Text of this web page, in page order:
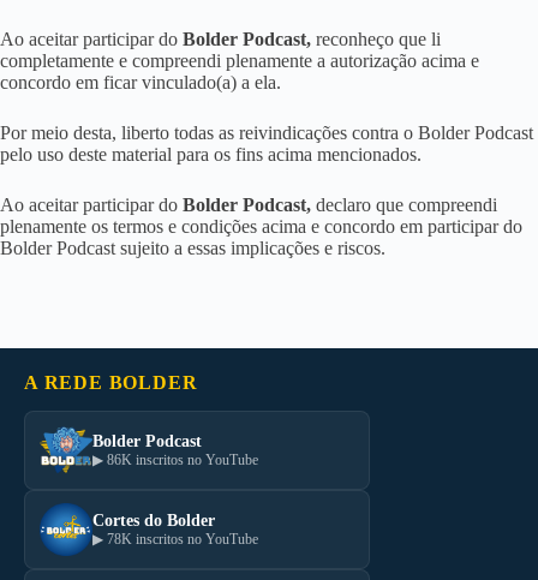
Ao aceitar participar do Bolder Podcast, reconheço que li
completamente e compreendi plenamente a autorização acima e
concordo em ficar vinculado(a) a ela.
Por meio desta, liberto todas as reivindicações contra o Bolder Podcast
pelo uso deste material para os fins acima mencionados.
Ao aceitar participar do Bolder Podcast, declaro que compreendi
plenamente os termos e condições acima e concordo em participar do
Bolder Podcast sujeito a essas implicações e riscos.
A REDE BOLDER
Bolder Podcast
▶ 86K inscritos no YouTube
Cortes do Bolder
▶ 78K inscritos no YouTube